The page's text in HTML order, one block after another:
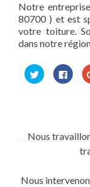
Notre
80700 ) et est
votre toiture.
dans notre
Cliquez
pour
partager
pour
Nous
Nous